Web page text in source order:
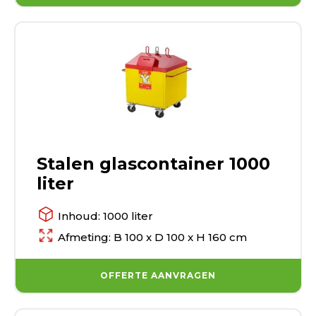
Stalen glascontainer 1000
liter
Inhoud: 1000 liter
Afmeting: B 100 x D 100 x H 160 cm
OFFERTE AANVRAGEN